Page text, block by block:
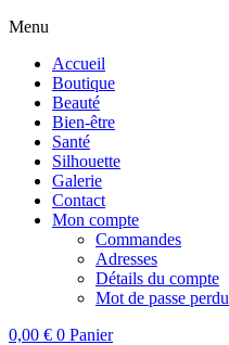
Menu
Accueil
Boutique
Beauté
Bien-être
Santé
Silhouette
Galerie
Contact
Mon compte
Commandes
Adresses
Détails du compte
Mot de passe perdu
0,00 € 0 Panier